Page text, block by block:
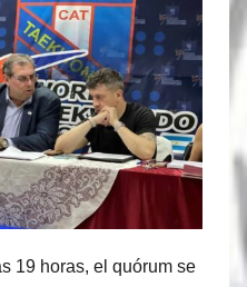
19 horas, el quórum se